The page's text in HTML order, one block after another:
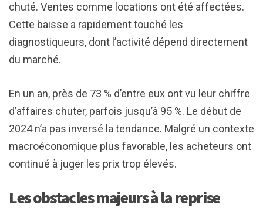
chuté. Ventes comme locations ont été affectées.
Cette baisse a rapidement touché les
diagnostiqueurs, dont l’activité dépend directement
du marché.
En un an, près de 73 % d’entre eux ont vu leur chiffre
d’affaires chuter, parfois jusqu’à 95 %. Le début de
2024 n’a pas inversé la tendance. Malgré un contexte
macroéconomique plus favorable, les acheteurs ont
continué à juger les prix trop élevés.
Les obstacles majeurs à la reprise